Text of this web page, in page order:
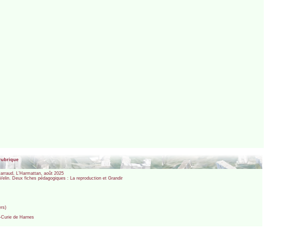
L’Harmattan, août 2025
Deux fiches pédagogiques : La reproduction et Grandir
de Harnes